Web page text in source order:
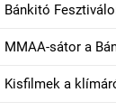
Bánkitó
MMAA-sátor a
Kisfilmek a